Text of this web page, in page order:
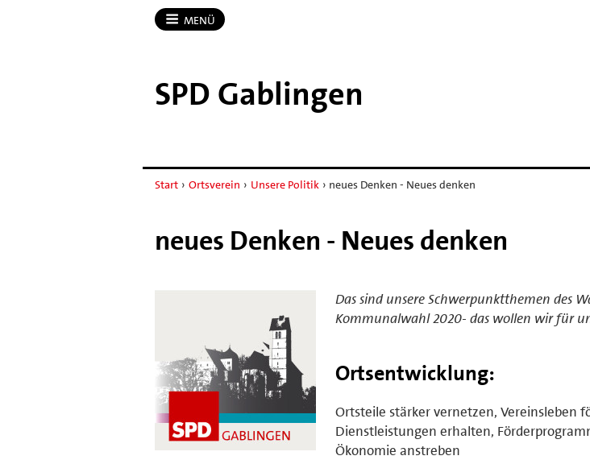
MENÜ
SPD Gablingen
Start › Ortsverein › Unsere Politik › neues Denken - Neues denken
neues Denken - Neues denken
Das sind unsere Schwerpunktthemen des
Kommunalwahl 2020- das wollen wir für
Ortsentwicklung:
Ortsteile stärker vernetzen, Vereinsleben
Dienstleistungen erhalten,
Ökonomie anstreben